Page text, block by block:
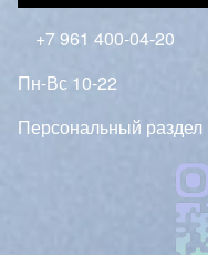
+7 961 400-04-20
Пн-Вс 10-22
Персональный раздел